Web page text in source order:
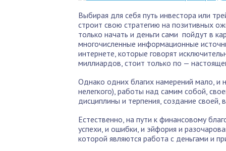
Выбирая для себя путь инвестора или
строит свою стратегию на позитивных
только начать и деньги сами пойдут в
многочисленные информационные
интернете, которые говорят
миллиардов, стоит только по —
Однако одних благих намерений мало, и
нелегкого), работы над самим собой,
дисциплины и терпения, создание своей,
Естественно, на пути к финансовому
успехи, и ошибки, и эйфория и
которой являются работа с деньгами и